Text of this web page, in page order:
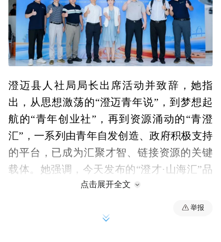
澄迈县人社局局长出席活动并致辞，她指
出，从思想激荡的“澄迈青年说”，到梦想起
航的“青年创业社”，再到资源涌动的“青澄
汇”，一系列由青年自发创造、政府积极支持
的平台，已成为汇聚才智、链接资源的关键
载体。她强调，今天发布的“澄才·山海汇”品
牌，标志着澄迈人才服务工作从“活动化”走
向“品牌化”，旨在通过全年不间断的“1+12”
系列篇章，为各类人才搭建更广阔的舞台。
点击展开全文
举报